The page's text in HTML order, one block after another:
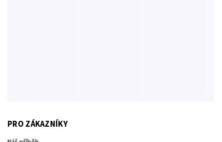
PRO ZÁKAZNÍKY